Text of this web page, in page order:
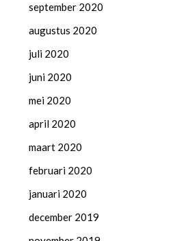
september 2020
augustus 2020
juli 2020
juni 2020
mei 2020
april 2020
maart 2020
februari 2020
januari 2020
december 2019